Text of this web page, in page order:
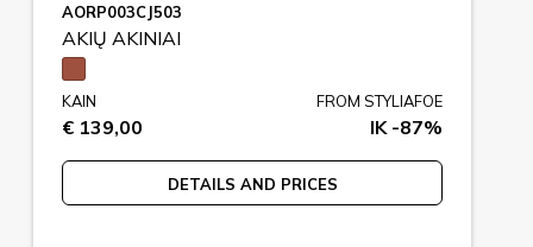
AORP003CJ503
AKIŲ AKINIAI
KAIN
€ 139,00
FROM STYLIAFOE
IK -87%
DETAILS AND PRICES